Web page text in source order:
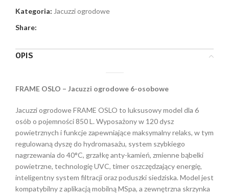
Kategoria: Jacuzzi ogrodowe
Share:
OPIS
FRAME OSLO – Jacuzzi ogrodowe 6-osobowe
Jacuzzi ogrodowe FRAME OSLO to luksusowy model dla 6
osób o pojemności 850 L. Wyposażony w 120 dysz
powietrznych i funkcje zapewniające maksymalny relaks, w tym
regulowaną dyszę do hydromasażu, system szybkiego
nagrzewania do 40°C, grzałkę anty-kamień, zmienne bąbelki
powietrzne, technologię UVC, timer oszczędzający energię,
inteligentny system filtracji oraz poduszki siedziska. Model jest
kompatybilny z aplikacją mobilną MSpa, a zewnętrzna skrzynka